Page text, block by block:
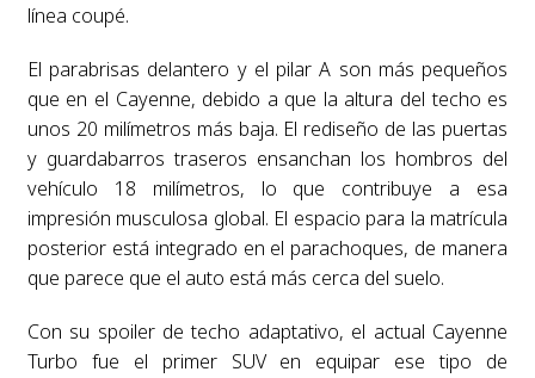
línea coupé.
El parabrisas delantero y el pilar A son más pequeños
que en el Cayenne, debido a que la altura del techo es
unos 20 milímetros más baja. El rediseño de las puertas
y guardabarros traseros ensanchan los hombros del
vehículo 18 milímetros, lo que contribuye a esa
impresión musculosa global. El espacio para la matrícula
posterior está integrado en el parachoques, de manera
que parece que el auto está más cerca del suelo.
Con su spoiler de techo adaptativo, el actual Cayenne
Turbo fue el primer SUV en equipar ese tipo de